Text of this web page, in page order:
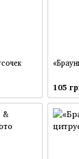
105